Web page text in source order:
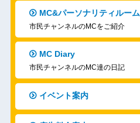
MC&パーソナリティルーム
市民チャンネルのMCをご紹介
MC Diary
市民チャンネルのMC達の日記
イベント案内